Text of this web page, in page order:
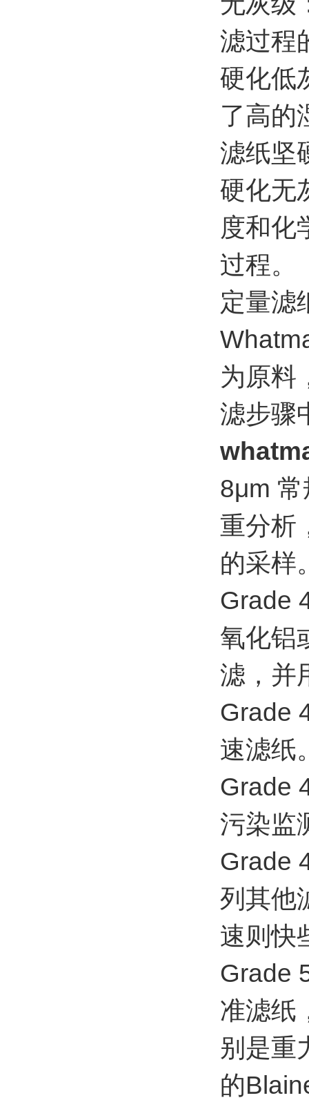
滤过程
硬化低
了高的
滤纸坚
硬化无
度和化
过程。
定量滤
为原料
滤步骤
8μm
重分析
的采样
Grade
氧化铝
滤，并
Grade
速滤纸
Grade
污染监
Grade
列其他
速则快
Grade
准滤纸
别是重
的